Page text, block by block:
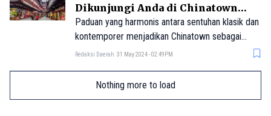
Dikunjungi Anda di Chinatown
Singapura
Paduan yang harmonis antara sentuhan klasik dan
kontemporer menjadikan Chinatown sebagai
destinasi kuliner yang tersohor di Singapura.
menawarkan hidangan khas yang legendaris,
pilihan makanan di sini sangat beragam, lho!
Redaksi Daerah 31 May 2024 - 02:49PM
Nothing more to load